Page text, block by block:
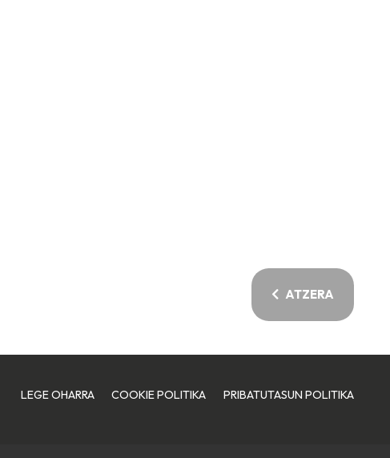
ATZERA
LEGE OHARRA COOKIE POLITIKA PRIBATUTASUN POLITIKA